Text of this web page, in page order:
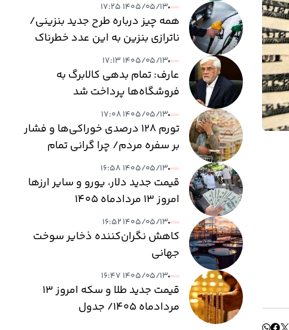
۱۴۰۵/۰۵/۱۳ ۱۷:۲۵
همه چیز درباره طرح جدید بنزینی/
ناترازی بنزین به این عدد خطرناک
می‌رسد
۱۴۰۵/۰۵/۱۳ ۱۷:۱۳
عارف: تمام بدهی کالابرگ به
فروشگاه‌ها پرداخت شد
۱۴۰۵/۰۵/۱۳ ۱۷:۰۸
تورم ۱۲۸ درصدی خوراکی‌ها و فشار
بر سفره مردم/ چرا گرانی تمام
نمی‌شود؟
۱۴۰۵/۰۵/۱۳ ۱۶:۵۸
قیمت جدید دلار، یورو و سایر ارزها
امروز ۱۳ مردادماه ۱۴۰۵
۱۴۰۵/۰۵/۱۳ ۱۶:۵۲
کاهش نگران‌کننده ذخایر سوخت
جهانی
۱۴۰۵/۰۵/۱۳ ۱۶:۴۷
قیمت جدید طلا و سکه امروز ۱۳
مردادماه ۱۴۰۵/ جدول